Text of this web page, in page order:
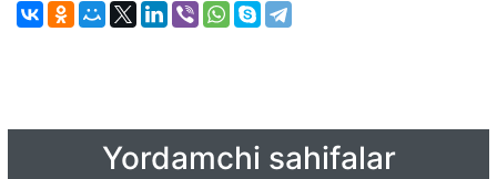
Yordamchi sahifalar